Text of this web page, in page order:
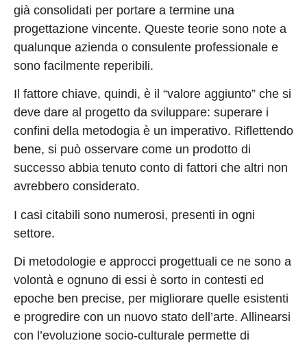
già consolidati per portare a termine una
progettazione vincente. Queste teorie sono note a
qualunque azienda o consulente professionale e
sono facilmente reperibili.
Il fattore chiave, quindi, è il “valore aggiunto” che si
deve dare al progetto da sviluppare: superare i
confini della metodogia è un imperativo. Riflettendo
bene, si può osservare come un prodotto di
successo abbia tenuto conto di fattori che altri non
avrebbero considerato.
I casi citabili sono numerosi, presenti in ogni
settore.
Di metodologie e approcci progettuali ce ne sono a
volontà e ognuno di essi è sorto in contesti ed
epoche ben precise, per migliorare quelle esistenti
e progredire con un nuovo stato dell’arte. Allinearsi
con l’evoluzione socio-culturale permette di